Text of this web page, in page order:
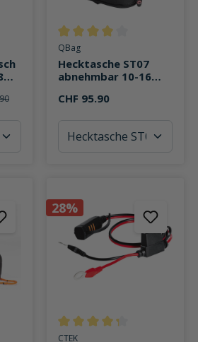
von 0 von 5 Sternen
Durchschnittliche Bewertung
QBag
Hecktasche ST07
abnehmbar 10-16
CHF 95.90
von 5 von 5 Sternen
28%
Durchschnittliche Bewertung
CTEK